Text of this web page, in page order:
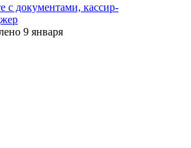
с документами, кассир-
9 января